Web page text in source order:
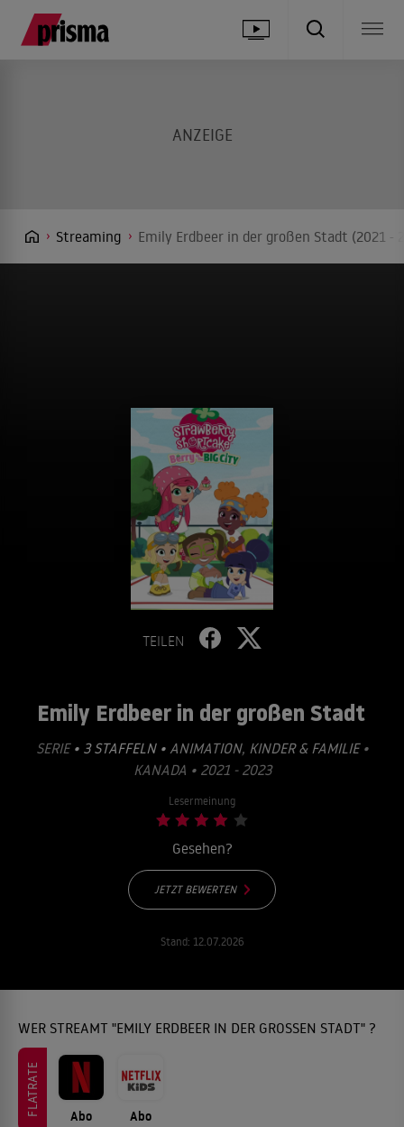
Streaming Emily Erdbeer in der großen Stadt (2021
TEILEN
Emily Erdbeer in der großen Stadt
SERIE • 3 STAFFELN • ANIMATION, KINDER & FAMILIE•
KANADA • 2021 - 2023
Lesermeinung
Gesehen?
JETZT BEWERTEN
Stand: 12.07.2026
WER STREAMT "EMILY ERDBEER IN DER GROSSEN STADT" ?
FLATRATE Abo Abo